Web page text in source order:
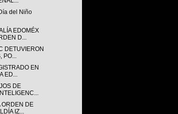
del Niño
EDOMÉX
D...
DETUVIERON
PO...
EN
ED...
DE
ORDEN DE
IZ...